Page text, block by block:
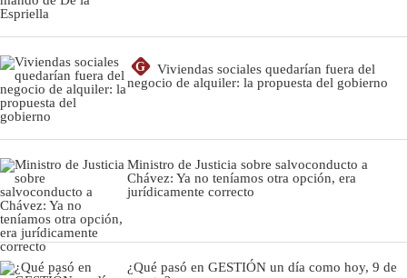
G
Viviendas sociales quedarían fuera del
negocio de alquiler: la propuesta del gobierno
Ministro de Justicia sobre salvoconducto a
Chávez: Ya no teníamos otra opción, era
jurídicamente correcto
¿Qué pasó en GESTIÓN un día como hoy, 9 de